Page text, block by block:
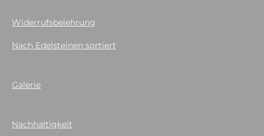
Widerrufsbelehrung
Nach Edelsteinen sortiert
Galerie
Nachhaltigkeit